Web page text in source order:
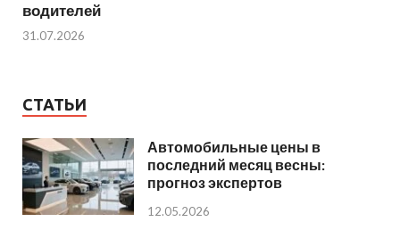
водителей
31.07.2026
СТАТЬИ
Автомобильные цены в
последний месяц весны:
прогноз экспертов
12.05.2026